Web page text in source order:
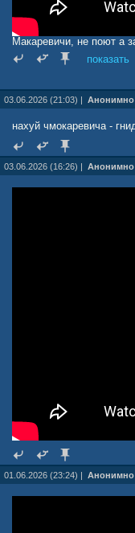
Макаревичи, не поют а
показать
03.06.2026 (21:03) | Анонимно
нахуй чмокаревича -
03.06.2026 (16:26) | Анонимно
01.06.2026 (23:24) | Анонимно